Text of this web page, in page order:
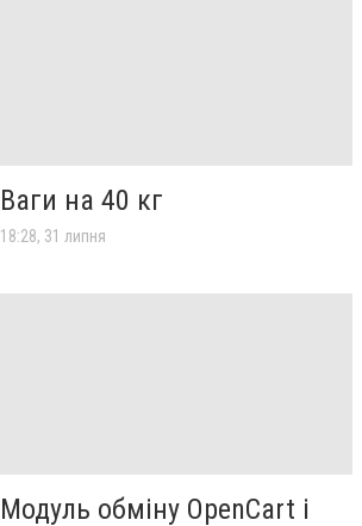
Ваги на 40 кг
18:28, 31 липня
Модуль обміну OpenCart і